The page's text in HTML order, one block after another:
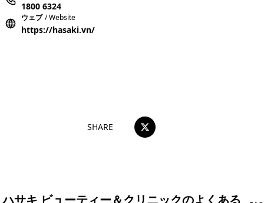
1800 6324
ウェブ / Website
https://hasaki.vn/
SHARE
ハサキ ビューティー＆クリニックのよくある